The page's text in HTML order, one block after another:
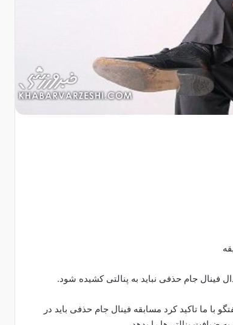
فینال جام حذفی نباید به پنالتی کشیده شود.
با ما تاکید کرد مسابقه فینال جام حذفی باید در